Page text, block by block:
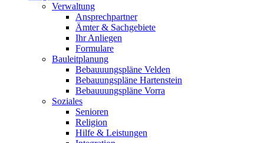
Verwaltung
Ansprechpartner
Ämter & Sachgebiete
Ihr Anliegen
Formulare
Bauleitplanung
Bebauuungspläne Velden
Bebauungspläne Hartenstein
Bebauuungspläne Vorra
Soziales
Senioren
Religion
Hilfe & Leistungen